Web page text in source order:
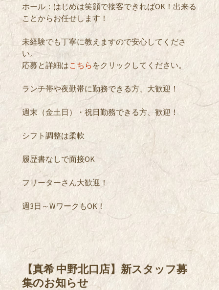
ホール：はじめは笑顔で接客できればOK！出来る
ことからお任せします！
未経験でも丁寧に教えますので安心してくださ
い。
応募と詳細はこちらをクリックしてください。
ランチ帯や夜勤帯に勤務できる方、大歓迎！
週末（金土日）・祝日勤務できる方、歓迎！
シフト調整は柔軟
履歴書なしで面接OK
フリーターさん大歓迎！
週3日～WワークもOK！
【真希 中野北口店】新スタッフ募
集のお知らせ